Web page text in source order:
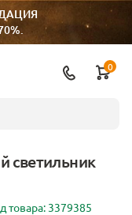
0
светильник
товара: 3379385